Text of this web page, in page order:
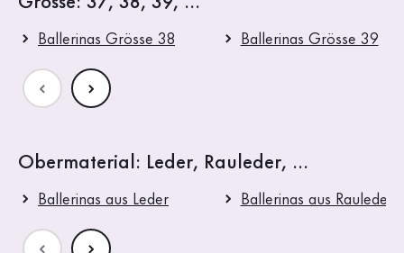
Ballerinas Grösse 38 Ballerinas Grösse 39
Obermaterial: Leder, Rauleder, ...
Ballerinas aus Leder Ballerinas aus Rauleder